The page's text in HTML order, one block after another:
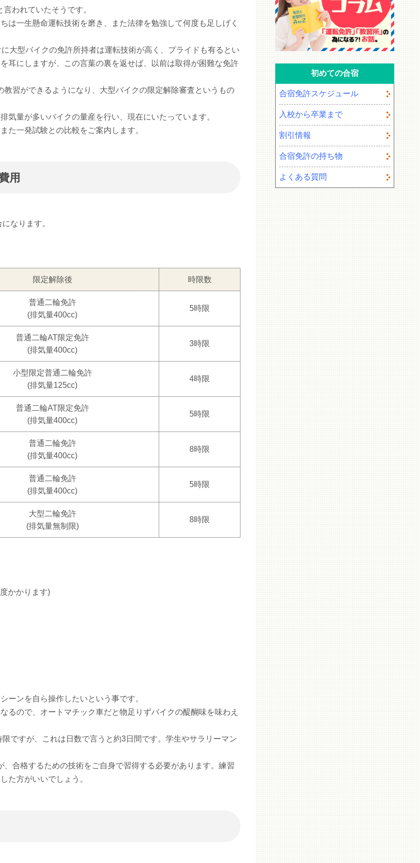
われていたそうです。
は一生懸命運転技術を磨き、また法律を勉強して何度も足しげく
大型バイクの免許所持者は運転技術が高く、プライドも有るとい
耳にしますが、この言葉の裏を返せば、以前は取得が困難な免許
習ができるようになり、大型バイクの限定解除審査というもの
量が多いバイクの量産を行い、現在にいたっています。
た一発試験との比較をご案内します。
用
なります。
限定解除後 時限数
普通二輪免許
(排気量400cc)
5時限
普通二輪AT限定免許
(排気量400cc)
3時限
小型限定普通二輪免許
(排気量125cc)
4時限
普通二輪AT限定免許
(排気量400cc)
5時限
普通二輪免許
(排気量400cc)
8時限
普通二輪免許
(排気量400cc)
5時限
大型二輪免許
(排気量無制限)
8時限
かかります)
ーンを自ら操作したいという事です。
るので、オートマチック車だと物足りずバイクの醍醐味を味わえ
ですが、これは日数で言うと約3日間です。学生やサラリーマン
合格するための技術をご自身で習得する必要があります。練習
た方がいいでしょう。
初めての合宿
合宿免許スケジュール
入校から卒業まで
割引情報
合宿免許の持ち物
よくある質問